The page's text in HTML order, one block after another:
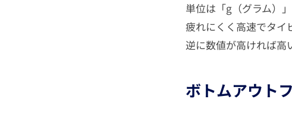
単位は「g（グラム）
疲れにくく高速でタイ
逆に数値が高ければ高
ボトムアウト